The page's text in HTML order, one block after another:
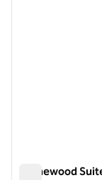
Homewood